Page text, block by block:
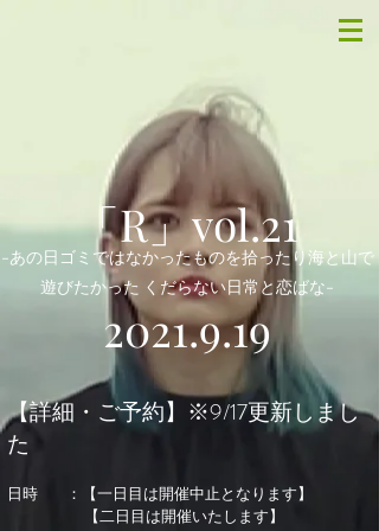
「R」vol.21
-あの日ゴミではなかったものを拾ったり海と山で
遊びたかった くだらない日常と恋ばな-
2021.9.19
【詳細・ご予約】 ※9/17更新しまし
た
日時 ：
【一日目は開催中止となります】
【二日目は開催いたします】